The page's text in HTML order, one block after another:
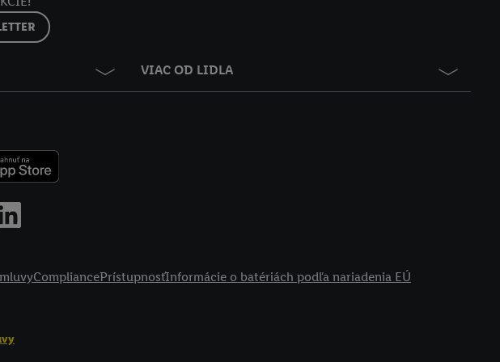
VIAC OD LIDLA
CompliancePrístupnosťInformácie o batériách podľa nariadenia EÚ